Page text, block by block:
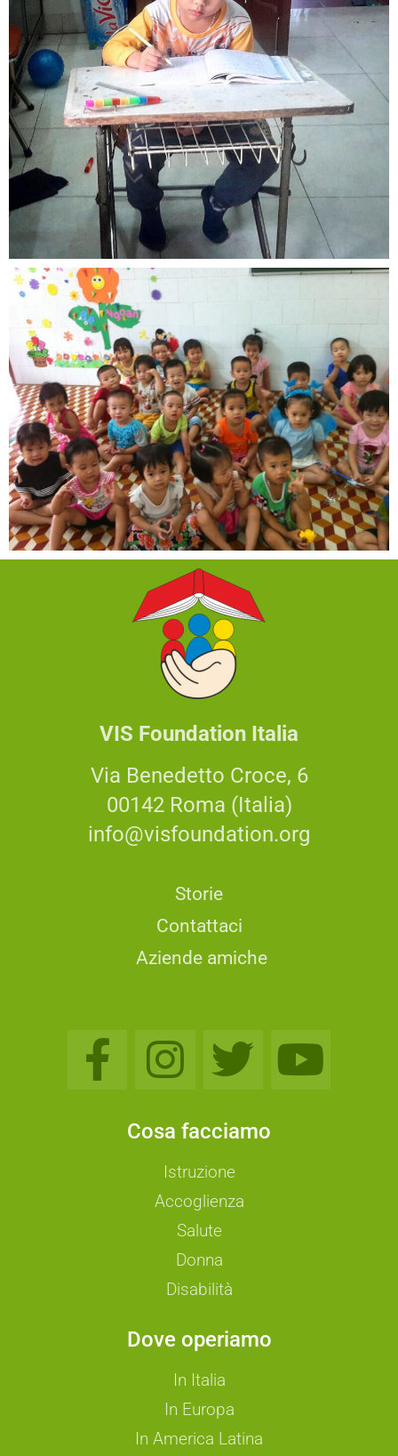
VIS Foundation Italia
Via Benedetto Croce, 6
00142 Roma (Italia)
info@visfoundation.org
Storie
Contattaci
Aziende amiche
Cosa facciamo
Istruzione
Accoglienza
Salute
Donna
Disabilità
Dove operiamo
In Italia
In Europa
In America Latina